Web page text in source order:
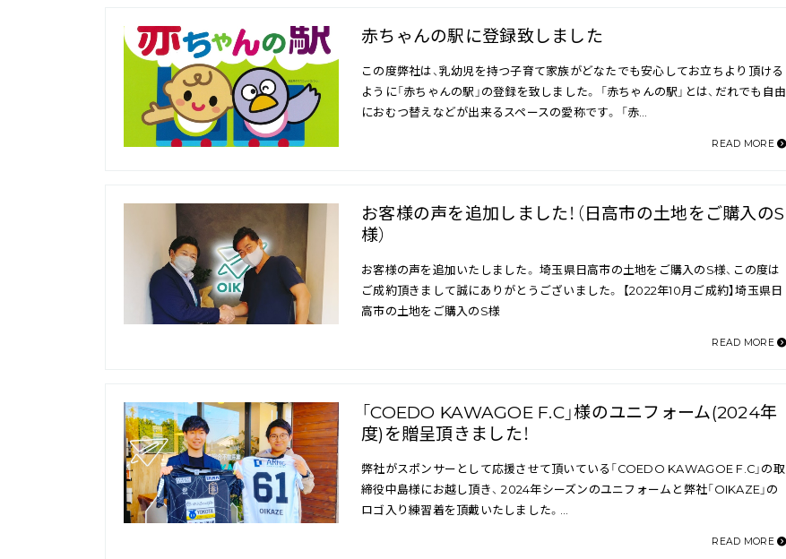
赤ちゃんの駅に登録致しました
この度弊社は、乳幼児を持つ子育て家族がどなたでも安心してお立ちより頂ける
ように「赤ちゃんの駅」の登録を致しました。 「赤ちゃんの駅」とは、だれでも自由
におむつ替えなどが出来るスペースの愛称です。 「赤…
READ MORE
お客様の声を追加しました！（日高市の土地をご購入のS
様）
お客様の声を追加いたしました。 埼玉県日高市の土地をご購入のS様、この度は
ご成約頂きまして誠にありがとうございました。 【2022年10月ご成約】埼玉県日
高市の土地をご購入のS様
READ MORE
「COEDO KAWAGOE F.C」様のユニフォーム(2024年
度)を贈呈頂きました！
弊社がスポンサーとして応援させて頂いている「COEDO KAWAGOE F.C」の取
締役中島様にお越し頂き、 2024年シーズンのユニフォームと弊社「OIKAZE」の
ロゴ入り練習着を頂戴いたしました。…
READ MORE